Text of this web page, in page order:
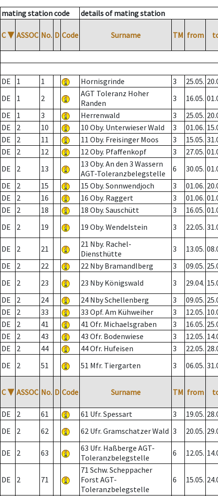
mating station code details of mating station
C ▼ ASSOC No. D Code Surname TM from
DE 1 1 Hornisgrinde 3 25.05.
DE
1 2
AGT Toleranz Hoher
Randen
3 16.05.
DE
1 3 Herrenwald 3 25.05.
DE
2 10 10 Oby. Unterwieser Wald 3 01.06.
DE
2 11 11 Oby. Freisinger Moos 3 15.05.
DE
2 12 12 Oby. Pfaffenkopf 3 27.05.
DE
2 13
13 Oby. An den 3 Wassern
AGT-Toleranzbelegstelle
6 30.05.
DE
2 15 15 Oby. Sonnwendjoch 3 01.06.
DE
2 16 16 Oby. Raggert 3 01.06.
DE
2 18 18 Oby. Sauschütt 3 16.05.
DE
2 19 19 Oby. Wendelstein 3 22.05.
DE 2 21
21 Nby. Rachel-
Diensthütte
3 13.05.
DE
2 22 22 Nby Bramandlberg 3 09.05.
DE
2 23 23 Nby Königswald 3 29.04.
DE
2 24 24 Nby Schellenberg 3 09.05.
DE
2 33 33 Opf. Am Kühweiher 3 12.05.
DE
2 41 41 Ofr. Michaelsgraben 3 16.05.
DE
2 43 43 Ofr. Bodenwiese 3 12.05.
DE
2 44 44 Ofr. Hufeisen 3 22.05.
DE
2 51 51 Mfr. Tiergarten 3 06.05.
C ▼ ASSOC No. D Code Surname TM from
DE 2 61 61 Ufr. Spessart 3 19.05.
DE
2 62 62 Ufr. Gramschatzer Wald 3 20.05.
DE 2 63
63 Ufr. Haßberge AGT-
Toleranzbelegstelle
6 12.05.
DE 2 71
71 Schw. Scheppacher
Forst AGT-
Toleranzbelegstelle
6 15.05.